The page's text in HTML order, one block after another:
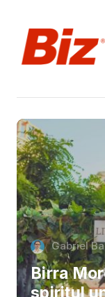
Gabriel
Birra
spiritul